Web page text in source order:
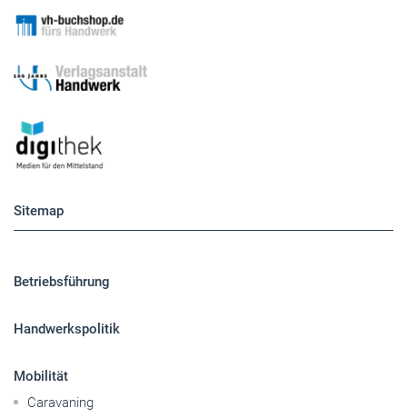
Sitemap
Betriebsführung
Handwerkspolitik
Mobilität
Caravaning